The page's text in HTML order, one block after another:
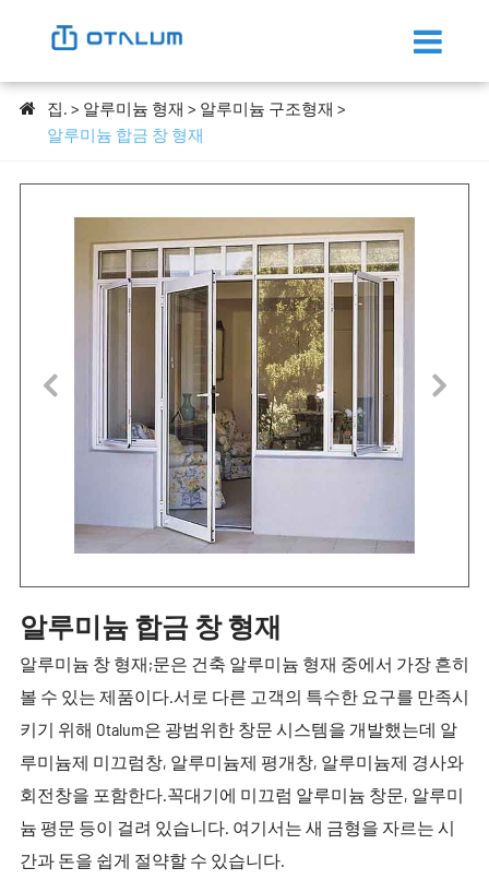
집. 알루미늄 형재
알루미늄 구조형재
알루미늄 합금 창 형재
알루미늄 합금 창 형재
알루미늄 창 형재;문은 건축 알루미늄 형재 중에서 가장 흔히
볼 수 있는 제품이다.서로 다른 고객의 특수한 요구를 만족시
키기 위해 Otalum은 광범위한 창문 시스템을 개발했는데 알
루미늄제 미끄럼창, 알루미늄제 평개창, 알루미늄제 경사와
회전창을 포함한다.꼭대기에 미끄럼 알루미늄 창문, 알루미
늄 평문 등이 걸려 있습니다. 여기서는 새 금형을 자르는 시
간과 돈을 쉽게 절약할 수 있습니다.